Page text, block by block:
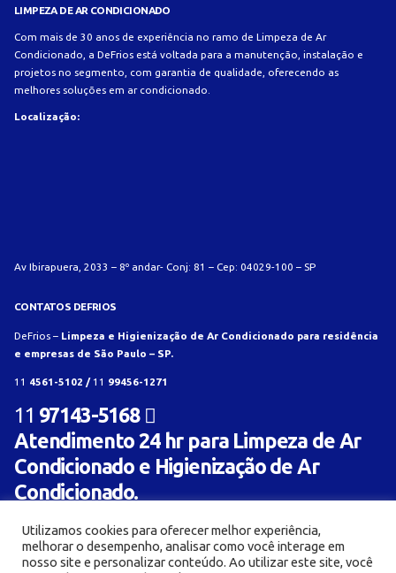
LIMPEZA DE AR CONDICIONADO
Com mais de 30 anos de experiência no ramo de Limpeza de Ar
Condicionado, a DeFrios está voltada para a manutenção, instalação e
projetos no segmento, com garantia de qualidade, oferecendo as
melhores soluções em ar condicionado.
Localização:
Av Ibirapuera, 2033 – 8º andar- Conj: 81 – Cep: 04029-100 – SP
CONTATOS DEFRIOS
DeFrios – Limpeza e Higienização de Ar Condicionado para residência
e empresas de São Paulo – SP.
11 4561-5102 / 11 99456-1271
11 97143-5168
Atendimento 24 hr para Limpeza de Ar
Condicionado e Higienização de Ar
Condicionado.
Utilizamos cookies para oferecer melhor experiência,
melhorar o desempenho, analisar como você interage em
nosso site e personalizar conteúdo. Ao utilizar este site, você